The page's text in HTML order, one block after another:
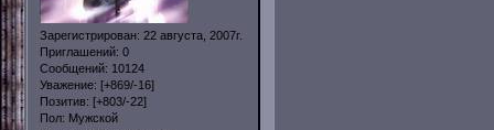
Зарегистрирован: 22 августа, 2007г.
Приглашений: 0
Сообщений: 10124
Уважение: [+869/-16]
Позитив: [+803/-22]
Пол: Мужской